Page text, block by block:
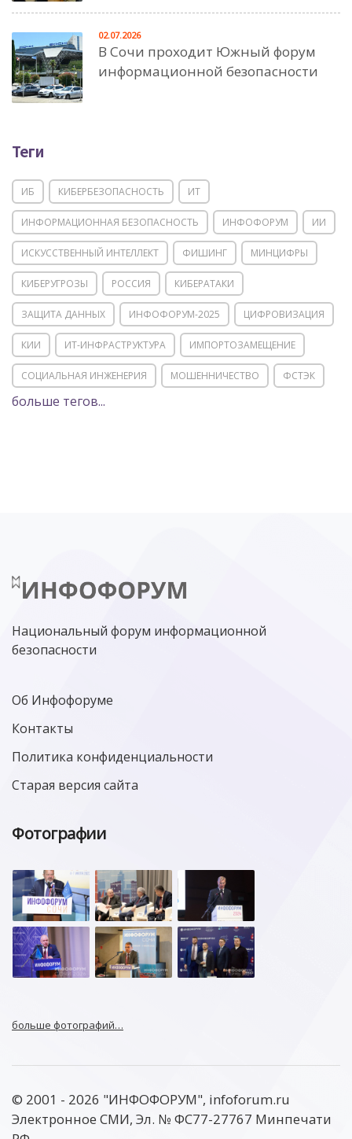
В Сочи проходит Южный форум
информационной безопасности
02.07.2026
Теги
ИБ КИБЕРБЕЗОПАСНОСТЬ ИТ
ИНФОРМАЦИОННАЯ БЕЗОПАСНОСТЬ ИНФОФОРУМ ИИ
ИСКУССТВЕННЫЙ ИНТЕЛЛЕКТ ФИШИНГ МИНЦИФРЫ
КИБЕРУГРОЗЫ РОССИЯ КИБЕРАТАКИ
ЗАЩИТА ДАННЫХ ИНФОФОРУМ-2025 ЦИФРОВИЗАЦИЯ
КИИ ИТ-ИНФРАСТРУКТУРА ИМПОРТОЗАМЕЩЕНИЕ
СОЦИАЛЬНАЯ ИНЖЕНЕРИЯ МОШЕННИЧЕСТВО ФСТЭК
POSITIVE TECHNOLOGIES
МИНЦИФРЫ РОССИИ NGFW
больше тегов...
Национальный форум информационной
безопасности
Об Инфофоруме
Контакты
Политика конфиденциальности
Старая версия сайта
Фотографии
больше фотографий…
© 2001 - 2026 "ИНФОФОРУМ", infoforum.ru
Электронное СМИ, Эл. № ФС77-27767 Минпечати